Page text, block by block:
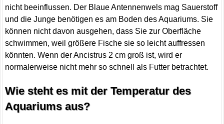
nicht beeinflussen. Der Blaue Antennenwels mag Sauerstoff
und die Junge benötigen es am Boden des Aquariums. Sie
können nicht davon ausgehen, dass Sie zur Oberfläche
schwimmen, weil größere Fische sie so leicht auffressen
könnten. Wenn der Ancistrus 2 cm groß ist, wird er
normalerweise nicht mehr so schnell als Futter betrachtet.
Wie steht es mit der Temperatur des
Aquariums aus?